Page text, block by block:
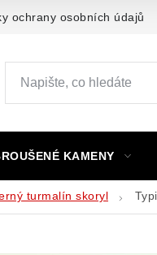
ochrany osobních údajů
KAMENY
turmalín skoryl